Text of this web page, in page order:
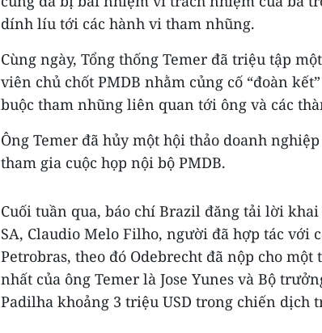
dính líu tới các hành vi tham nhũng.
Cùng ngày, Tổng thống Temer đã triệu tập
viên chủ chốt PMDB nhằm củng cố “đoàn
buộc tham nhũng liên quan tới ông và các
Ông Temer đã hủy một hội thảo doanh
tham gia cuộc họp nội bộ PMDB.
Cuối tuần qua, báo chí Brazil đăng tải lời
SA, Claudio Melo Filho, người đã hợp tác với
Petrobras, theo đó Odebrecht đã nộp cho
nhất của ông Temer là Jose Yunes và Bộ
Padilha khoảng 3 triệu USD trong chiến dịch